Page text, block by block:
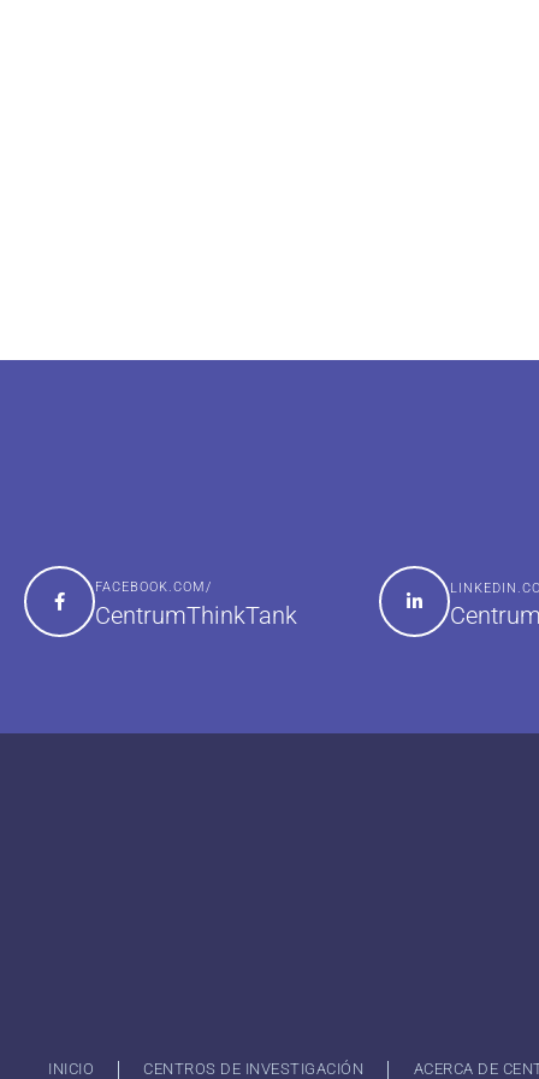
FACEBOOK.COM/
CentrumThinkTank
INICIO CENTROS DE INVESTIGACIÓN ACERCA DE